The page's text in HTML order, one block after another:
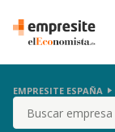
EMPRESITE ESPAÑA
Buscar